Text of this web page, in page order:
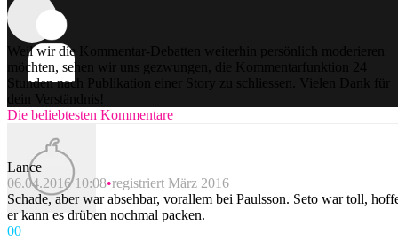
Weil wir die Kommentar-Debatten weiterhin persönlich moderieren
möchten, sehen wir uns gezwungen, die Kommentarfunktion 24
Stunden nach Publikation einer Story zu schliessen. Vielen Dank für
dein Verständnis!
Die beliebtesten Kommentare
Lance
06.04.2016 10:08 registriert März 2016
Schade, aber war absehbar, vorallem bei Paulsson. Seto war toll,
er kann es drüben nochmal packen.
00